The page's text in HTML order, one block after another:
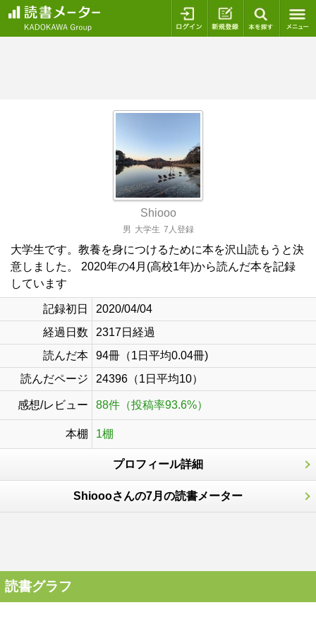
ログイン 新規登録
Shiooo
男 大学生 7人登録
大学生です。教養を身につけるために本を沢山読もうと決
意しました。 2020年の4月(高校1年)から読んだ本を記録
しています
記録初日
2020/04/04
経過日数
2317日経過
読んだ本
94冊（1日平均0.04冊)
読んだページ
24396（1日平均10）
感想/レビュー 88件（投稿率93.6%）
本棚 1棚
プロフィール詳細
Shioooさんの7月の読書メーター
読書グラフ